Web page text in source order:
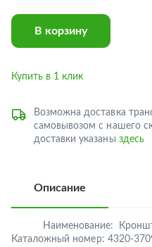
В корзину
Купить в 1 клик
Возможна доставка
самовывозом с нашего
доставки указаны здесь
Описание
Наименование:
Каталожный номер: 4320-